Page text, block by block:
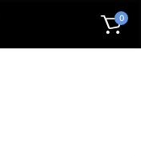
0